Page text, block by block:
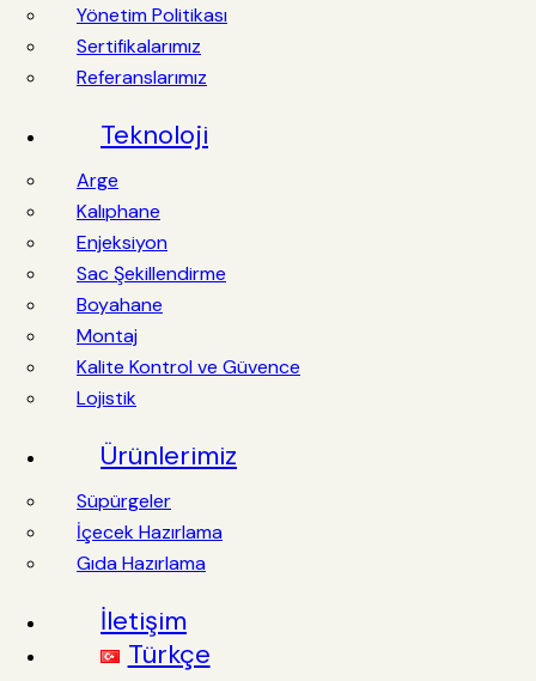
Yönetim Politikası
Sertifikalarımız
Referanslarımız
Teknoloji
Arge
Kalıphane
Enjeksiyon
Sac Şekillendirme
Boyahane
Montaj
Kalite Kontrol ve Güvence
Lojistik
Ürünlerimiz
Süpürgeler
İçecek Hazırlama
Gıda Hazırlama
İletişim
Türkçe